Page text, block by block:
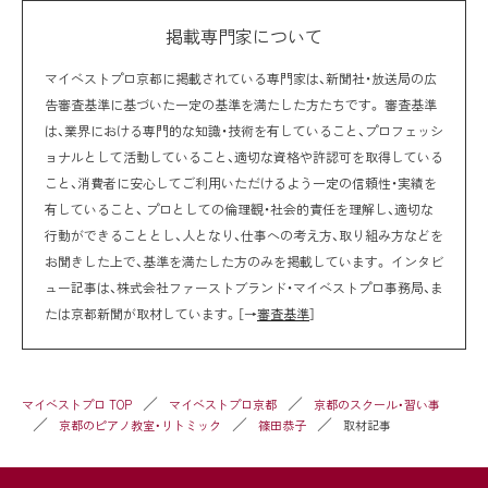
掲載専門家について
マイベストプロ京都に掲載されている専門家は、新聞社・放送局の広
告審査基準に基づいた一定の基準を満たした方たちです。 審査基準
は、業界における専門的な知識・技術を有していること、プロフェッシ
ョナルとして活動していること、適切な資格や許認可を取得している
こと、消費者に安心してご利用いただけるよう一定の信頼性・実績を
有していること、 プロとしての倫理観・社会的責任を理解し、適切な
行動ができることとし、人となり、仕事への考え方、取り組み方などを
お聞きした上で、基準を満たした方のみを掲載しています。 インタビ
ュー記事は、株式会社ファーストブランド・マイベストプロ事務局、ま
たは京都新聞が取材しています。［→審査基準］
マイベストプロ TOP マイベストプロ京都
京都のスクール・習い事
京都のピアノ教室・リトミック
篠田恭子 取材記事